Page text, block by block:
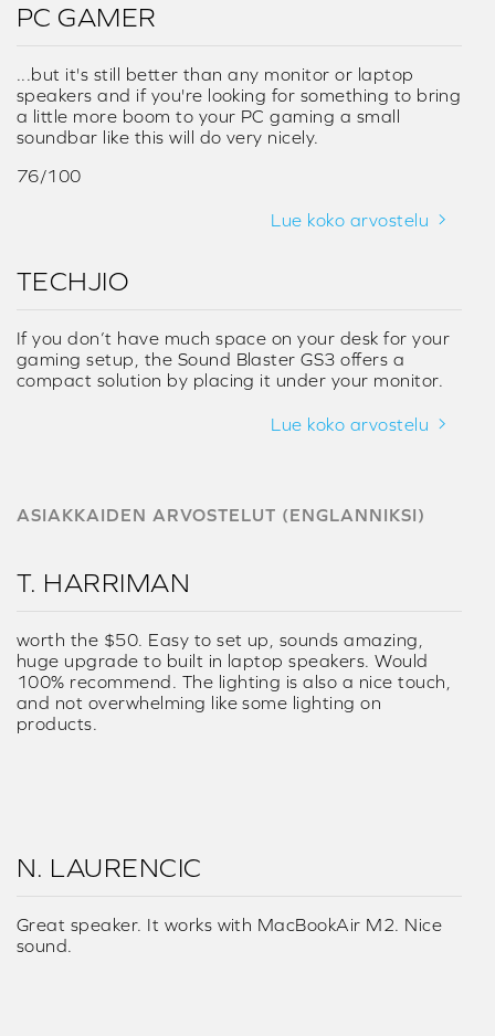
PC GAMER
...but it's still better than any monitor or laptop
speakers and if you're looking for something to bring
a little more boom to your PC gaming a small
soundbar like this will do very nicely.
76/100
Lue koko arvostelu
TECHJIO
If you don’t have much space on your desk for your
gaming setup, the Sound Blaster GS3 offers a
compact solution by placing it under your monitor.
Lue koko arvostelu
ASIAKKAIDEN ARVOSTELUT (ENGLANNIKSI)
T. HARRIMAN
worth the $50. Easy to set up, sounds amazing,
huge upgrade to built in laptop speakers. Would
100% recommend. The lighting is also a nice touch,
and not overwhelming like some lighting on
products.
N. LAURENCIC
Great speaker. It works with MacBookAir M2. Nice
sound.